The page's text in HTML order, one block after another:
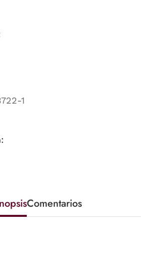
1
Comentarios